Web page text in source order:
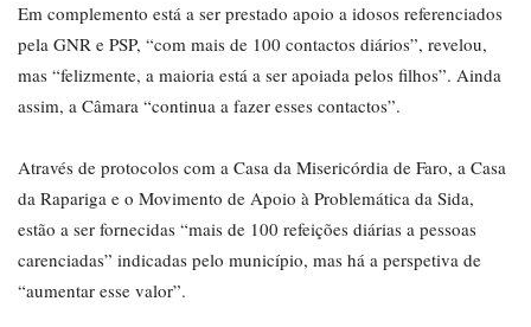
Em complemento está a ser prestado apoio a idosos referenciados
pela GNR e PSP, “com mais de 100 contactos diários”, revelou,
mas “felizmente, a maioria está a ser apoiada pelos filhos”. Ainda
assim, a Câmara “continua a fazer esses contactos”.
Através de protocolos com a Casa da Misericórdia de Faro, a Casa
da Rapariga e o Movimento de Apoio à Problemática da Sida,
estão a ser fornecidas “mais de 100 refeições diárias a pessoas
carenciadas” indicadas pelo município, mas há a perspetiva de
“aumentar esse valor”.